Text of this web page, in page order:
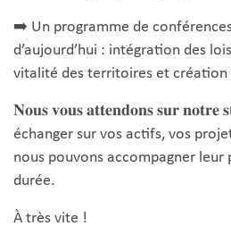
➡️ Un programme de
d’aujourd’hui : intégration des
vitalité des territoires et création
𝐍𝐨𝐮𝐬 𝐯𝐨𝐮𝐬 𝐚𝐭𝐭𝐞𝐧𝐝𝐨𝐧𝐬 𝐬𝐮𝐫 𝐧𝐨𝐭𝐫𝐞
échanger sur vos actifs, vos
nous pouvons accompagner leur
durée.
À très vite !